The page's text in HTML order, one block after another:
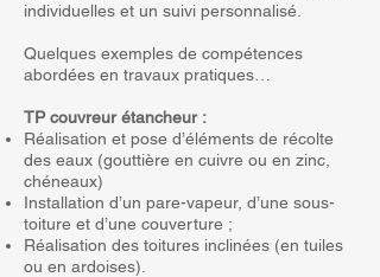
individuelles et un suivi personnalisé.
Quelques exemples de compétences
abordées en travaux pratiques…
TP couvreur étancheur :
Réalisation et pose d’éléments de récolte
des eaux (gouttière en cuivre ou en zinc,
chéneaux)
Installation d’un pare-vapeur, d’une sous-
toiture et d’une couverture ;
Réalisation des toitures inclinées (en tuiles
ou en ardoises).